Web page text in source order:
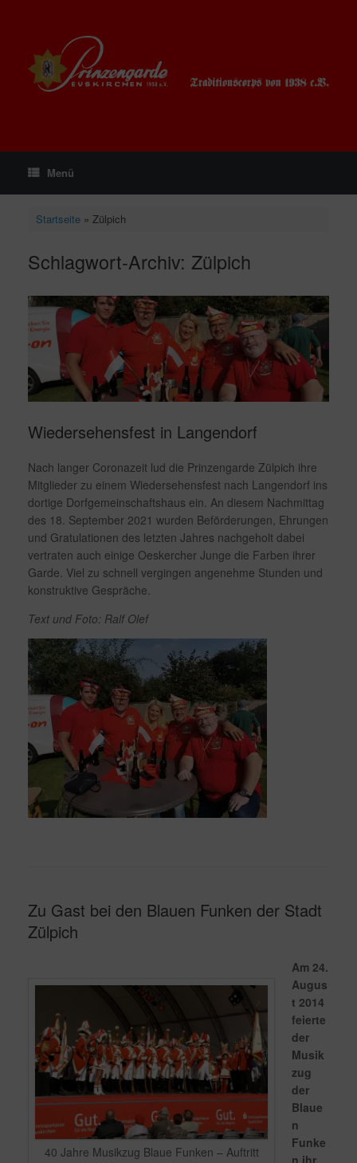
Menü
Startseite» Zülpich
Schlagwort-Archiv: Zülpich
Wiedersehensfest in Langendorf
Nach langer Coronazeit lud die Prinzengarde Zülpich ihre
Mitglieder zu einem Wiedersehensfest nach Langendorf ins
dortige Dorfgemeinschaftshaus ein. An diesem Nachmittag
des 18. September 2021 wurden Beförderungen, Ehrungen
und Gratulationen des letzten Jahres nachgeholt dabei
vertraten auch einige Oeskercher Junge die Farben ihrer
Garde. Viel zu schnell vergingen angenehme Stunden und
konstruktive Gespräche.
Text und Foto: Ralf Olef
Zu Gast bei den Blauen Funken der Stadt
Zülpich
40 Jahre Musikzug Blaue Funken – Auftritt
Am 24.
Augus
t 2014
feierte
der
Musik
zug
der
Blaue
n
Funke
n ihr